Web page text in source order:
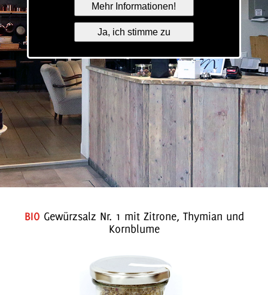
Mehr Informationen!
Ja, ich stimme zu
BIO Gewürzsalz Nr. 1 mit Zitrone, Thymian und
Kornblume